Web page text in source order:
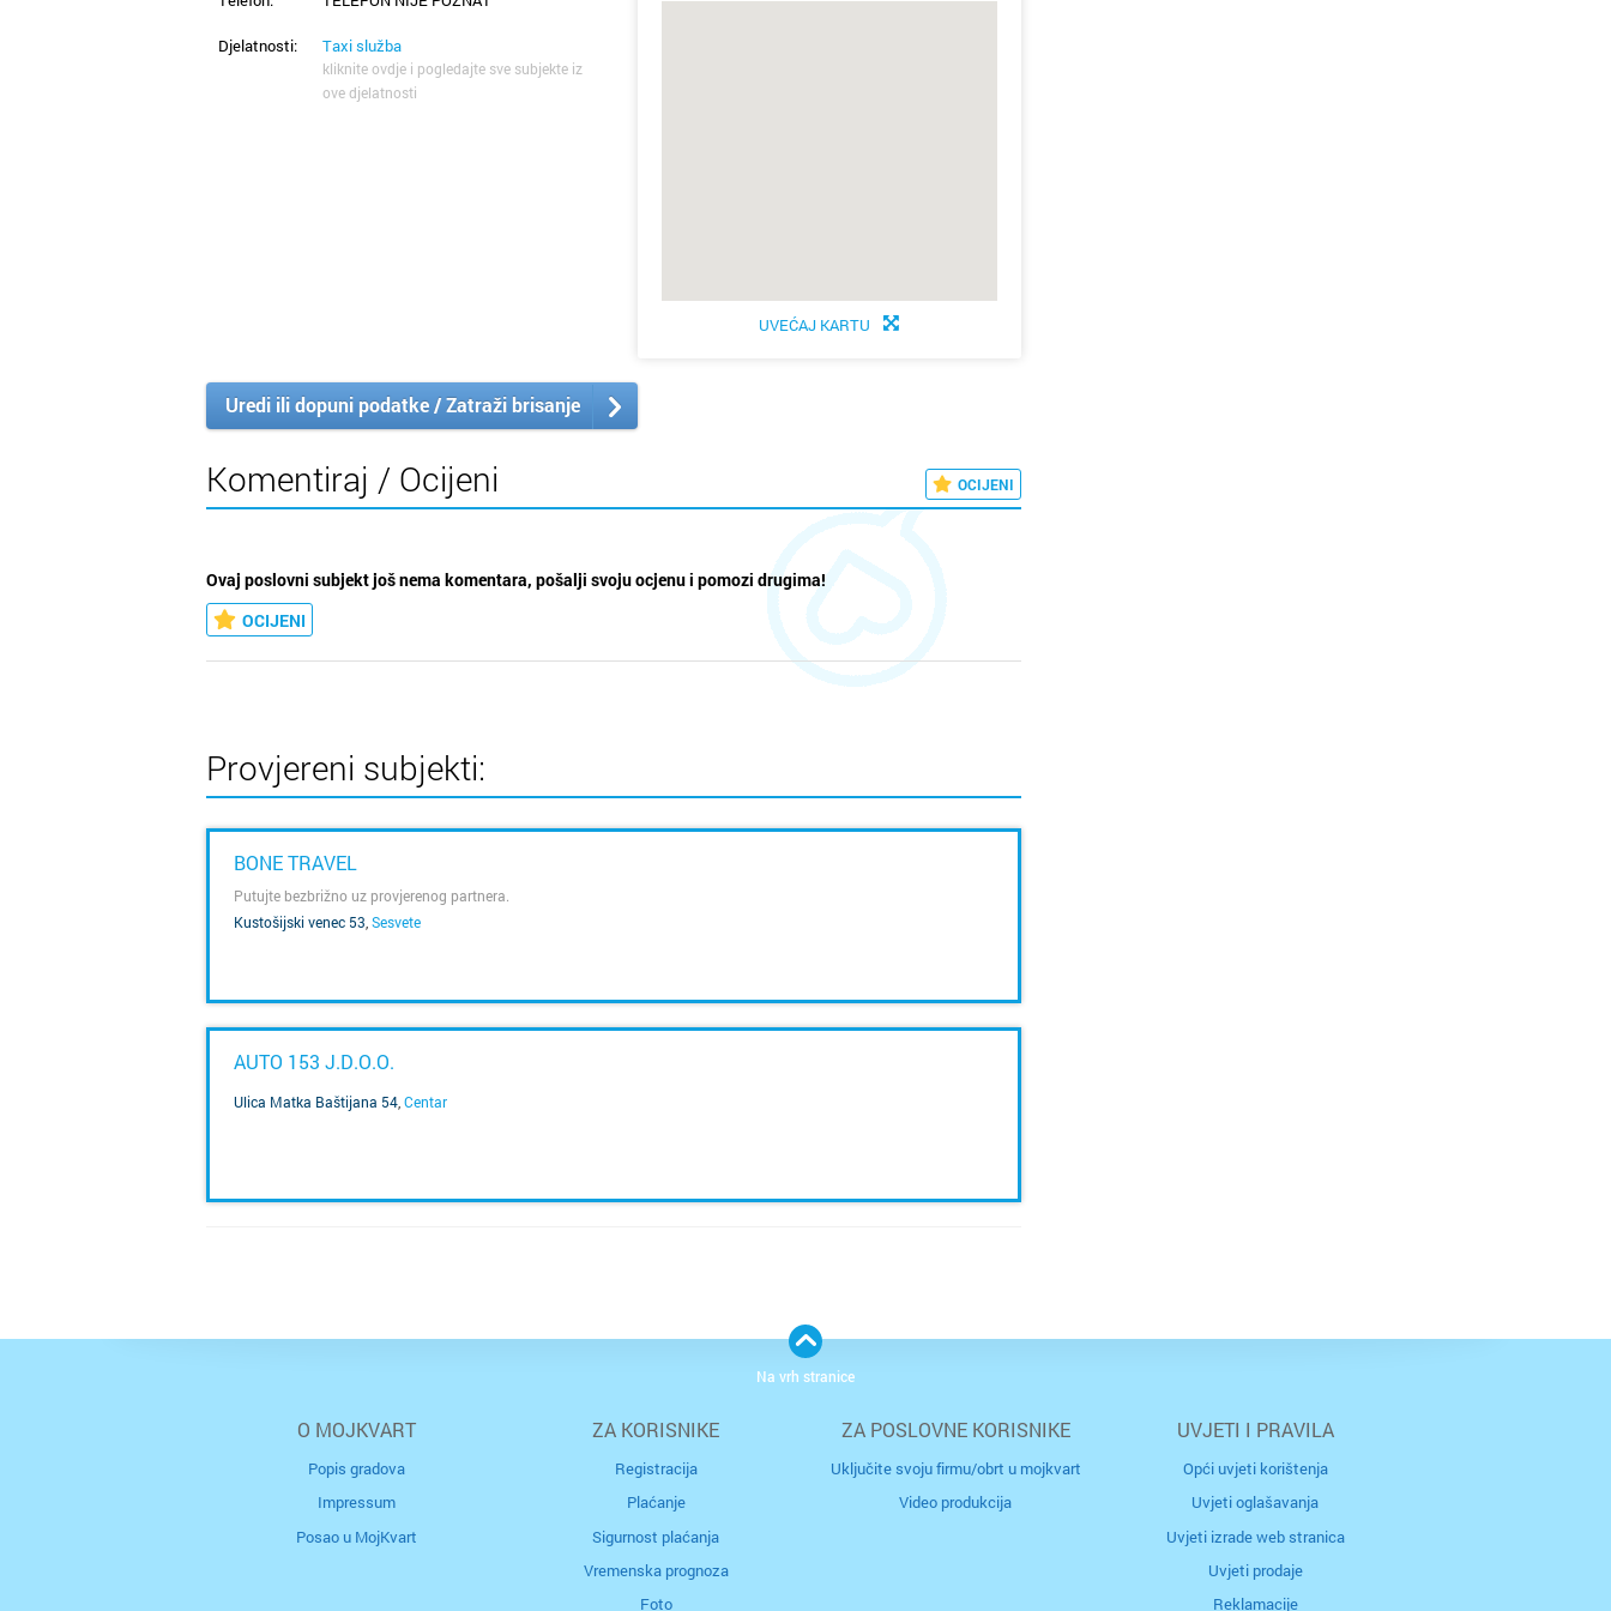
Djelatnosti: Taxi služba
kliknite ovdje i pogledajte sve subjekte iz
ove djelatnosti
UVEĆAJ KARTU
Uredi ili dopuni podatke / Zatraži brisanje
Komentiraj / Ocijeni OCIJENI
Ovaj poslovni subjekt još nema komentara, pošalji svoju ocjenu i pomozi drugima!
OCIJENI
Provjereni subjekti:
BONE TRAVEL
Putujte bezbrižno uz provjerenog partnera.
Kustošijski venec 53 Sesvete
AUTO 153 J.D.O.O.
Ulica Matka Baštijana 54 Centar
O MOJKVART
Popis gradova
Impressum
Posao u MojKvart
ZA KORISNIKE
Registracija
Plaćanje
Sigurnost plaćanja
Vremenska prognoza
Foto
ZA POSLOVNE KORISNIKE
Uključite svoju firmu/obrt u mojkvart
Video produkcija
UVJETI I PRAVILA
Opći uvjeti korištenja
Uvjeti oglašavanja
Uvjeti izrade web stranica
Uvjeti prodaje
Reklamacije
Na vrh stranice